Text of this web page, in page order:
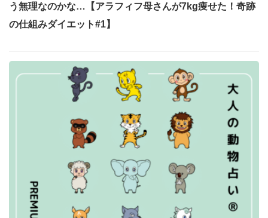
う無理なのかな…【アラフィフ母さんが7kg痩せた！奇跡
の仕組みダイエット#1】